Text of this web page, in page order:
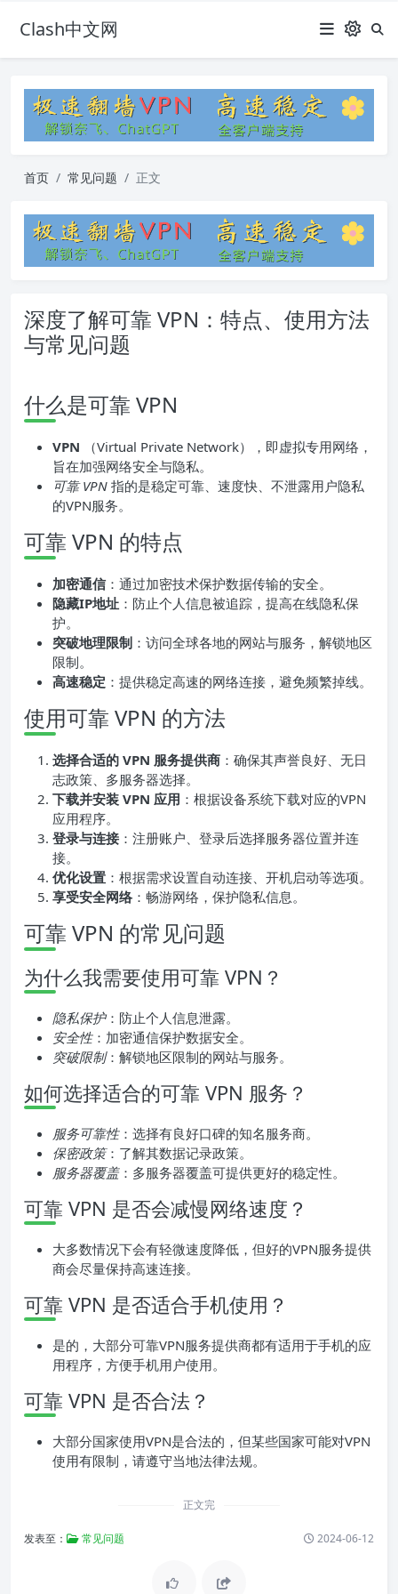
Clash中文网
首页 常见问题 正文
深度了解可靠 VPN：特点、使用方法
与常见问题
什么是可靠 VPN
VPN （Virtual Private Network），即虚拟专用网络，
旨在加强网络安全与隐私。
可靠 VPN 指的是稳定可靠、速度快、不泄露用户隐私
的VPN服务。
可靠 VPN 的特点
加密通信：通过加密技术保护数据传输的安全。
隐藏IP地址 ：防止个人信息被追踪，提高在线隐私保
护。
突破地理限制 ：访问全球各地的网站与服务，解锁地区
限制。
高速稳定 ：提供稳定高速的网络连接，避免频繁掉线。
使用可靠 VPN 的方法
选择合适的 VPN 服务提供商 ：确保其声誉良好、无日
志政策、多服务器选择。
下载并安装 VPN 应用 ：根据设备系统下载对应的VPN
应用程序。
登录与连接 ：注册账户、登录后选择服务器位置并连
接。
优化设置 ：根据需求设置自动连接、开机启动等选项。
享受安全网络：畅游网络，保护隐私信息。
可靠 VPN 的常见问题
为什么我需要使用可靠 VPN？
隐私保护：防止个人信息泄露。
安全性：加密通信保护数据安全。
突破限制：解锁地区限制的网站与服务。
如何选择适合的可靠 VPN 服务？
服务可靠性：选择有良好口碑的知名服务商。
保密政策：了解其数据记录政策。
服务器覆盖：多服务器覆盖可提供更好的稳定性。
可靠 VPN 是否会减慢网络速度？
大多数情况下会有轻微速度降低，但好的VPN服务提供
商会尽量保持高速连接。
可靠 VPN 是否适合手机使用？
是的，大部分可靠VPN服务提供商都有适用于手机的应
用程序，方便手机用户使用。
可靠 VPN 是否合法？
大部分国家使用VPN是合法的，但某些国家可能对VPN
使用有限制，请遵守当地法律法规。
正文完
发表至： 常见问题 2024-06-12